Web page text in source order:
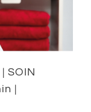
SOIN
|